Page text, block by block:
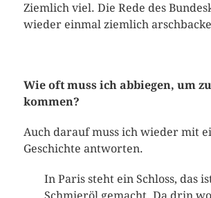
Ziemlich viel. Die Rede des
wieder einmal ziemlich
Wie oft muss ich abbiegen, um
kommen?
Auch darauf muss ich wieder mit
Geschichte antworten.
In Paris steht ein Schloss, das